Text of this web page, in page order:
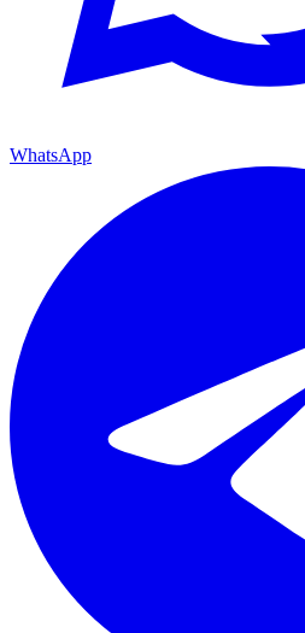
WhatsApp